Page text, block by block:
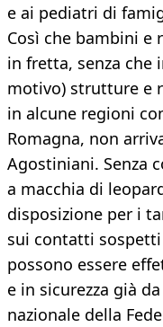
e ai pediatri di
Così che bambini e
in fretta, senza che
motivo) strutture e
in alcune regioni
Romagna, non
Agostiniani. Senza
a macchia di
disposizione per i
sui contatti
possono essere
e in sicurezza già
nazionale della